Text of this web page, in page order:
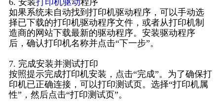
6. 安装打印机驱动程序
如果系统未自动找到打印机驱动程序，可以手动选
择已下载的打印机驱动程序文件，或者从打印机制
造商的网站下载最新的驱动程序。安装驱动程序
后，确认打印机名称并点击“下一步”。
7. 完成安装并测试打印
按照提示完成打印机安装，点击“完成”。为了确保打
印机已正确连接，可以打印测试页。选择“打印机属
性”，然后点击“打印测试页”。